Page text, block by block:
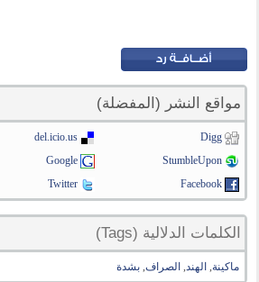
مواقع النشر (المفضلة)
Digg
del.icio.us
StumbleUpon
Google
Facebook
Twitter
الكلمات الدلالية (Tags)
ماكينة, الهند, الصراف,بشدة